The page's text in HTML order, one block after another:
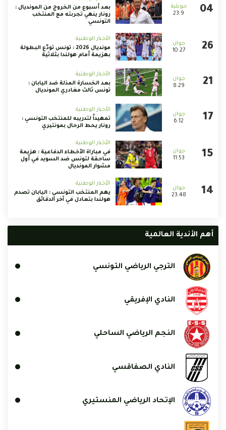
23:9
بعد أسبوع من الخروج من المونديال :
رونار ينهي تجربته مع المنتخب
التونسي
10:27
الأخبار الوطنية
مونديال 2026 : تونس تودّع البطولة
بهزيمة أمام هولندا بثلاثية
8:29
الأخبار الوطنية
بعد الخسارة المذلة ضد اليابان :
تونس ثالث مغادري المونديال
6:12
الأخبار الوطنية
تمهيداً لتدريبه للمنتخب التونسي :
رونار يحط الرحال بمونتيري
11:53
الأخبار الوطنية
في مباراة الأخطاء الدفاعية : هزيمة
ساحقة لتونس ضد السويد في أول
مشوار المونديال
23:48
الأخبار الوطنية
يهم المنتخب التونسي : اليابان تصدم
هولندا بتعادل في آخر الدقائق
أهم الأندية العالمية
الترجي الرياضي التونسي
النادي الإفريقي
النجم الرياضي الساحلي
النادي الصفاقسي
الإتحاد الرياضي المنستيري